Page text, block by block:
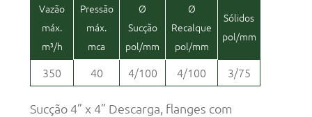
Vazão
máx.
m³/h
Pressão
máx.
mca
Ø
Sucção
pol/mm
Ø
Recalque
pol/mm
Sólidos
pol/mm
350 40 4/100 4/100 3/75
Sucção 4” x 4” Descarga, flanges com